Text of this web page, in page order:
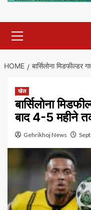
Menu
HOME बार्सिलोना
खेल
बार्सिलोना
बाद 4-5 महीने
Gehrikhoj News